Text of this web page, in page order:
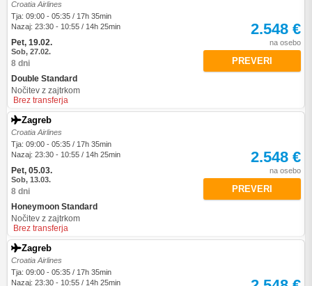
Croatia Airlines
Tja: 09:00 - 05:35 / 17h 35min
Nazaj: 23:30 - 10:55 / 14h 25min
Pet, 19.02.
Sob, 27.02.
8 dni
Double Standard
Nočitev z zajtrkom
Brez transferja
2.548 €
na osebo
PREVERI
Zagreb
Croatia Airlines
Tja: 09:00 - 05:35 / 17h 35min
Nazaj: 23:30 - 10:55 / 14h 25min
Pet, 05.03.
Sob, 13.03.
8 dni
Honeymoon Standard
Nočitev z zajtrkom
Brez transferja
2.548 €
na osebo
PREVERI
Zagreb
Croatia Airlines
Tja: 09:00 - 05:35 / 17h 35min
Nazaj: 23:30 - 10:55 / 14h 25min